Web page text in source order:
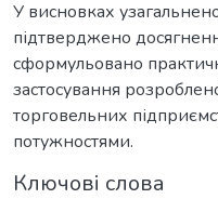
У висновках
підтверджено
сформульовано
застосування
торговельних
потужностями.
Ключові слова